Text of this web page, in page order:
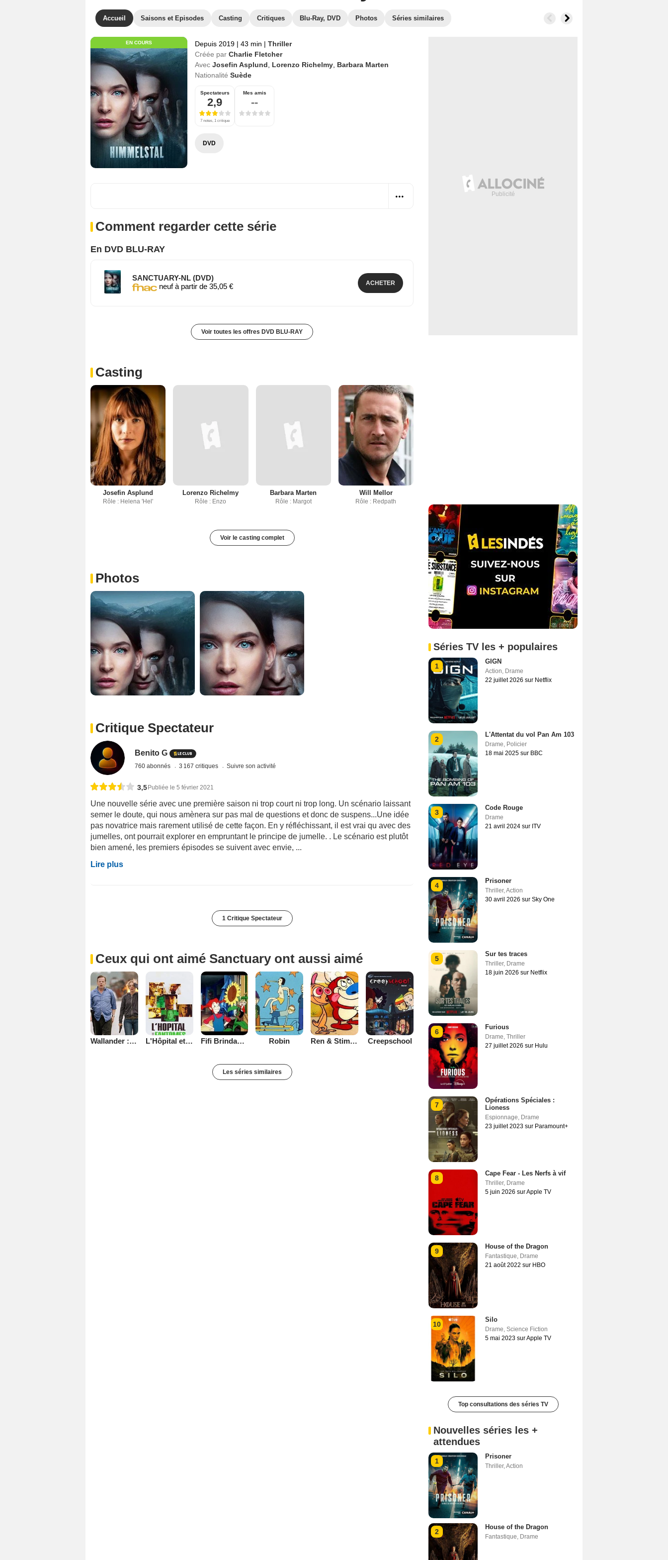
Accueil Saisons et Episodes Casting Critiques Blu-Ray, DVD Photos Séries similaires
EN COURS Depuis 2019 | 43 min | Thriller
Créée par Charlie Fletcher
Avec Josefin Asplund Lorenzo Richelmy Barbara Marten
Nationalité Suède
Spectateurs
2,9
7 notes, 1 critique
Mes amis
--
DVD
Comment regarder cette série
En DVD BLU-RAY
SANCTUARY-NL (DVD)
neuf à partir de 35,05 €
ACHETER
Voir toutes les offres DVD BLU-RAY
Casting
Josefin Asplund
Rôle : Helena 'Hel'
Lorenzo Richelmy
Rôle : Enzo
Barbara Marten
Rôle : Margot
Will Mellor
Rôle : Redpath
Voir le casting complet
Photos
Critique Spectateur
Benito G
760 abonnés 3 167 critiques Suivre son activité
3,5Publiée le 5 février 2021
Une nouvelle série avec une première saison ni trop court ni trop long. Un scénario laissant
semer le doute, qui nous amènera sur pas mal de questions et donc de suspens...Une idée
pas novatrice mais rarement utilisé de cette façon. En y réfléchissant, il est vrai qu avec des
jumelles, ont pourrait explorer en empruntant le principe de jumelle. . Le scénario est plutôt
bien amené, les premiers épisodes se suivent avec envie, ...
Lire plus
1 Critique Spectateur
Ceux qui ont aimé Sanctuary ont aussi aimé
Wallander : enquêtes criminelles L'Hôpital et Ses Fantômes Fifi Brindacier (1998) Robin Ren & Stimpy Creepschool
Les séries similaires
Séries TV les + populaires
1
GIGN
Action, Drame
22 juillet 2026 sur Netflix
2
L'Attentat du vol Pan Am 103
Drame, Policier
18 mai 2025 sur BBC
3
Code Rouge
Drame
21 avril 2024 sur ITV
4
Prisoner
Thriller,Action
30 avril 2026 sur Sky One
5
Sur tes traces
Thriller, Drame
18 juin 2026 sur Netflix
6
Furious
Drame, Thriller
27 juillet 2026 sur Hulu
7
Opérations Spéciales :
Lioness
Espionnage, Drame
23 juillet 2023 sur Paramount+
8
Cape Fear - Les Nerfs à vif
Thriller, Drame
5 juin 2026 sur Apple TV
9
House of the Dragon
Fantastique, Drame
21 août 2022 sur HBO
10
Silo
Drame, Science Fiction
5 mai 2023 sur Apple TV
Top consultations des séries TV
Nouvelles séries les +
attendues
1
Prisoner
Thriller,Action
2
House of the Dragon
Fantastique, Drame